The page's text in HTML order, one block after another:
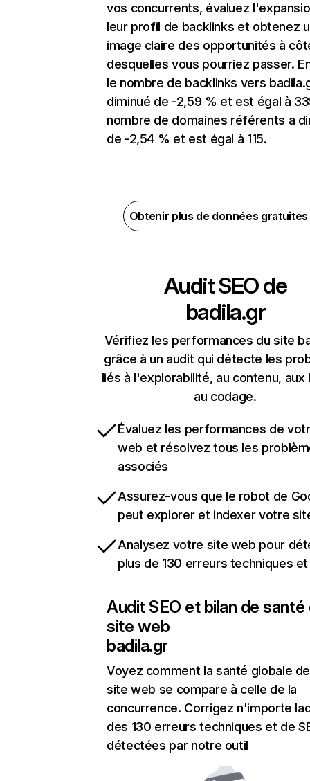
vos concurrents, évaluez
leur profil de backlinks et obtenez
image claire des opportunités à
desquelles vous pourriez passer.
le nombre de backlinks vers
diminué de -2,59 % et est égal à
nombre de domaines référents a
de -2,54 % et est égal à 115.
Obtenir plus de données
Audit SEO de
badila.gr
Vérifiez les performances du site
grâce à un audit qui détecte les
liés à l'explorabilité, au contenu, aux
au codage.
Évaluez les performances de
web et résolvez tous les
associés
Assurez-vous que le robot de
peut explorer et indexer votre
Analysez votre site web pour
plus de 130 erreurs techniques et
Audit SEO et bilan de santé
site web
badila.gr
Voyez comment la santé globale
site web se compare à celle de la
concurrence. Corrigez n'importe
des 130 erreurs techniques et de
détectées par notre outil